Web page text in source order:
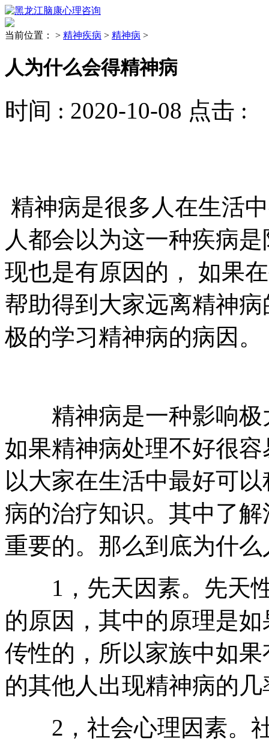
当前位置： > 精神疾病 > 精神病 >
人为什么会得精神病
时间 : 2020-10-08 点击 :
精神病是很多人在生活
人都会以为这一种疾病
现也是有原因的， 如果
帮助得到大家远离精神
极的学习精神病的病因。
精神病是一种影响极
如果精神病处理不好很
以大家在生活中最好可
病的治疗知识。其中了
重要的。那么到底为什
1，先天因素。先天
的原因，其中的原理是
传性的，所以家族中如
的其他人出现精神病的
2，社会心理因素。社